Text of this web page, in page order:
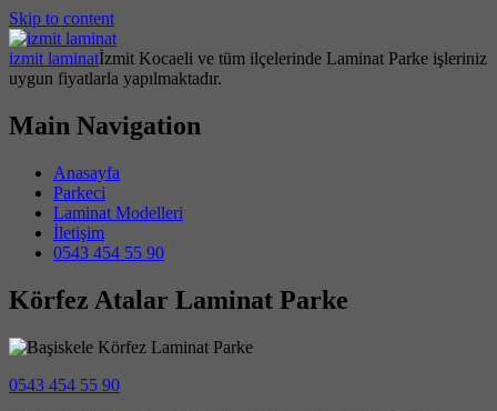
Skip to content
izmit laminatİzmit Kocaeli ve tüm ilçelerinde Laminat Parke işleriniz
uygun fiyatlarla yapılmaktadır.
Main Navigation
Anasayfa
Parkeci
Laminat Modelleri
İletişim
0543 454 55 90
Körfez Atalar Laminat Parke
0543 454 55 90